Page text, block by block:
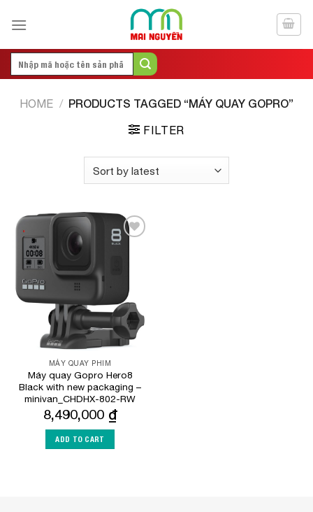
Search
HOME / PRODUCTS TAGGED “MÁY QUAY GOPRO”
FILTER
Add to
MÁY QUAY PHIM
Máy quay Gopro Hero8
Black with new packaging –
minivan_CHDHX-802-RW
8,490,000 ₫
ADD TO CART